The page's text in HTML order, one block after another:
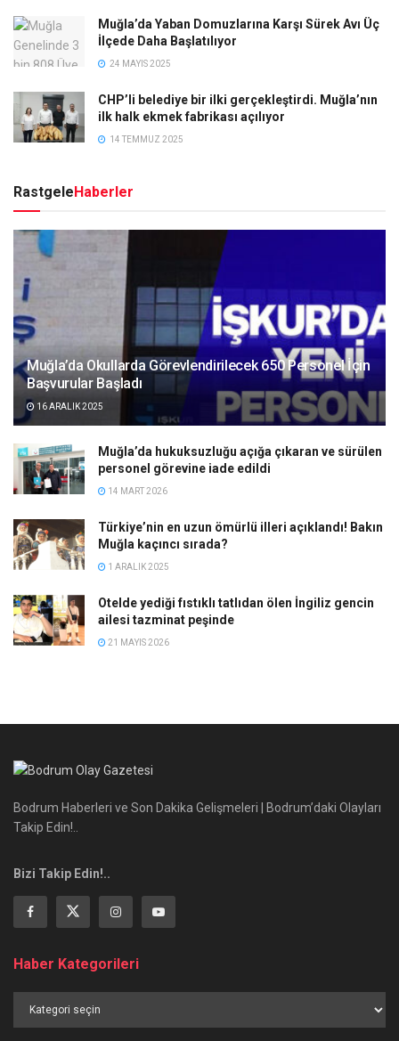
Muğla’da Yaban Domuzlarına Karşı Sürek Avı Üç
İlçede Daha Başlatılıyor
24 MAYIS 2025
CHP’li belediye bir ilki gerçekleştirdi. Muğla’nın
ilk halk ekmek fabrikası açılıyor
14 TEMMUZ 2025
RastgeleHaberler
Muğla’da Okullarda Görevlendirilecek 650 Personel İçin
Başvurular Başladı
16 ARALIK 2025
Muğla’da hukuksuzluğu açığa çıkaran ve sürülen
personel görevine iade edildi
14 MART 2026
Türkiye’nin en uzun ömürlü illeri açıklandı! Bakın
Muğla kaçıncı sırada?
1 ARALIK 2025
Otelde yediği fıstıklı tatlıdan ölen İngiliz gencin
ailesi tazminat peşinde
21 MAYIS 2026
Bodrum Haberleri ve Son Dakika Gelişmeleri | Bodrum’daki Olayları
Takip Edin!..
Bizi Takip Edin!..
Haber Kategorileri
Kategorileri